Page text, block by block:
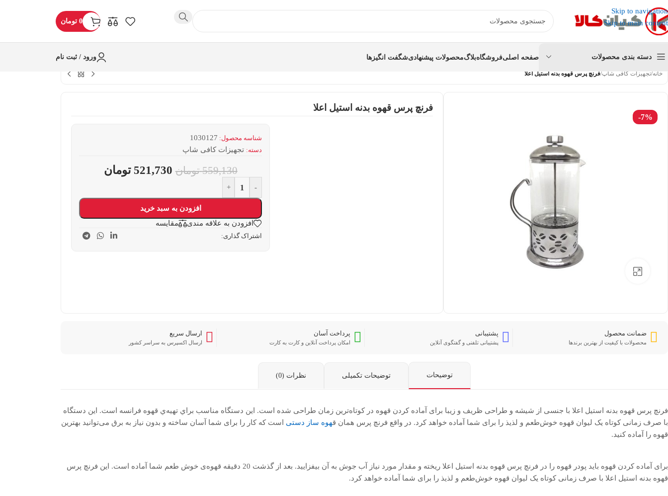
Skip to navigation
Skip to main content
0 تومان
دسته بندی محصولات صفحه اصلیفروشگاهبلاگمحصولات پیشنهادیشگفت انگیزها ورود / ثبت نام
خانه/تجهیزات کافی شاپ/فرنچ پرس قهوه بدنه استیل اعلا
-7%
فرنچ پرس قهوه بدنه استیل اعلا
شناسه محصول: 1030127
دسته: تجهیزات کافی شاپ
559,130 تومان 521,730 تومان
-
+
افزودن به سبد خرید
افزودن به علاقه مندی
مقایسه
اشتراک گذاری:
ضمانت محصول
محصولات با کیفیت از بهترین برندها
پشتیبانی
پشتیبانی تلفنی و گفتگوی آنلاین
پرداخت آسان
امکان پرداخت آنلاین و کارت به کارت
ارسال سریع
ارسال اکسپرس به سراسر کشور
توضیحات توضیحات تکمیلی نظرات (0)
فرنچ پرس قهوه بدنه استیل اعلا با جنسی از شیشه و طراحی ظریف و زیبا برای آماده کردن قهوه در کوتاه‌ترین زمان طراحی شده است. این دستگاه مناسب براي تهيه‌ي قهوه فرانسه است. این دستگاه
با صرف زمانی کوتاه یک لیوان قهوه خوش‌طعم و لذیذ را برای شما آماده خواهد کرد. در واقع فرنچ پرس همان قهوه‌ ساز دستی است که کار را برای شما آسان ساخته و بدون نیاز به برق می‌توانید بهترین
قهوه را آماده کنید.
برای آماده کردن قهوه باید پودر قهوه را در فرنچ پرس قهوه بدنه استیل اعلا ریخته و مقدار مورد نیاز آب جوش به آن بیفزایید. بعد از گذشت 20 دقیقه قهوه‌ی خوش‌ طعم شما آماده است. این فرنچ پرس
قهوه بدنه استیل اعلا با صرف زمانی کوتاه یک لیوان قهوه خوش‌طعم و لذیذ را برای شما آماده خواهد کرد.